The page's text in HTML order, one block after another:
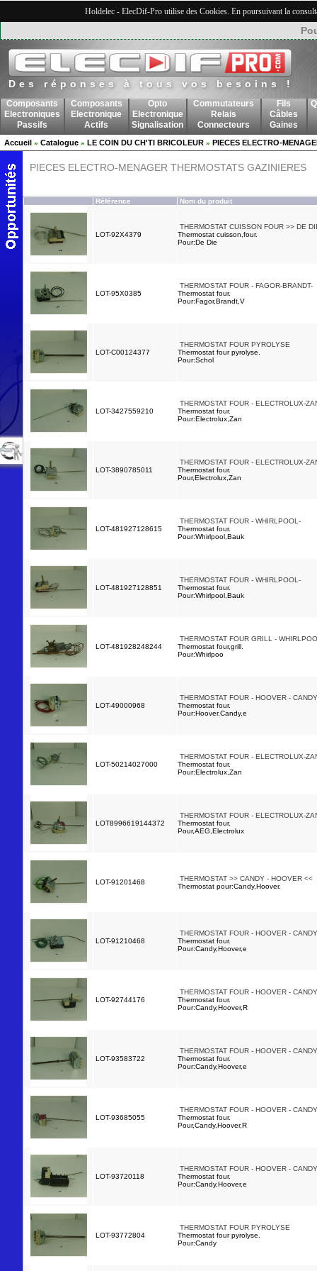
Holdelec - ElecDif-Pro utilise des Cookies. En poursuivant la
Des réponses à tous vos besoins !
Composants
Electroniques
Passifs
Composants
Electronique
Actifs
Opto
Electronique
Signalisation
Commutateurs
Relais
Connecteurs
Fils
Câbles
Gaines
Accueil » Catalogue » LE COIN DU CH'TI BRICOLEUR » PIECES ELECTRO-
PIECES ELECTRO-MENAGER THERMOSTATS GAZINIERES
Référence Nom du produit
LOT-92X4379
THERMOSTAT CUISSON FOUR >> DE
Thermostat cuisson,four.
Pour:De Die
LOT-95X0385
THERMOSTAT FOUR - FAGOR-BRANDT-
Thermostat four.
Pour:Fagor,Brandt,V
LOT-C00124377
THERMOSTAT FOUR PYROLYSE
Thermostat four pyrolyse.
Pour:Schol
LOT-3427559210
THERMOSTAT FOUR - ELECTROLUX-
Thermostat four.
Pour:Electrolux,Zan
LOT-3890785011
THERMOSTAT FOUR - ELECTROLUX-
Thermostat four.
Pour,Electrolux,Zan
LOT-481927128615
THERMOSTAT FOUR - WHIRLPOOL-
Thermostat four.
Pour:Whirlpool,Bauk
LOT-481927128851
THERMOSTAT FOUR - WHIRLPOOL-
Thermostat four.
Pour:Whirlpool,Bauk
LOT-481928248244
THERMOSTAT FOUR GRILL -
Thermostat four,grill.
Pour:Whirlpoo
LOT-49000968
THERMOSTAT FOUR - HOOVER -
Thermostat four.
Pour:Hoover,Candy,e
LOT-50214027000
THERMOSTAT FOUR - ELECTROLUX-
Thermostat four.
Pour:Electrolux,Zan
LOT8996619144372
THERMOSTAT FOUR - ELECTROLUX-
Thermostat four.
Pour,AEG,Electrolux
LOT-91201468
THERMOSTAT >> CANDY - HOOVER <<
Thermostat pour:Candy,Hoover.
LOT-91210468
THERMOSTAT FOUR - HOOVER -
Thermostat four.
Pour:Candy,Hoover,e
LOT-92744176
THERMOSTAT FOUR - HOOVER -
Thermostat four.
Pour:Candy,Hoover,R
LOT-93583722
THERMOSTAT FOUR - HOOVER -
Thermostat four.
Pour:Candy,Hoover,e
LOT-93685055
THERMOSTAT FOUR - HOOVER -
Thermostat four.
Pour,Candy,Hoover,R
LOT-93720118
THERMOSTAT FOUR - HOOVER -
Thermostat four.
Pour:Candy,Hoover,e
LOT-93772804
THERMOSTAT FOUR PYROLYSE
Thermostat four pyrolyse.
Pour:Candy